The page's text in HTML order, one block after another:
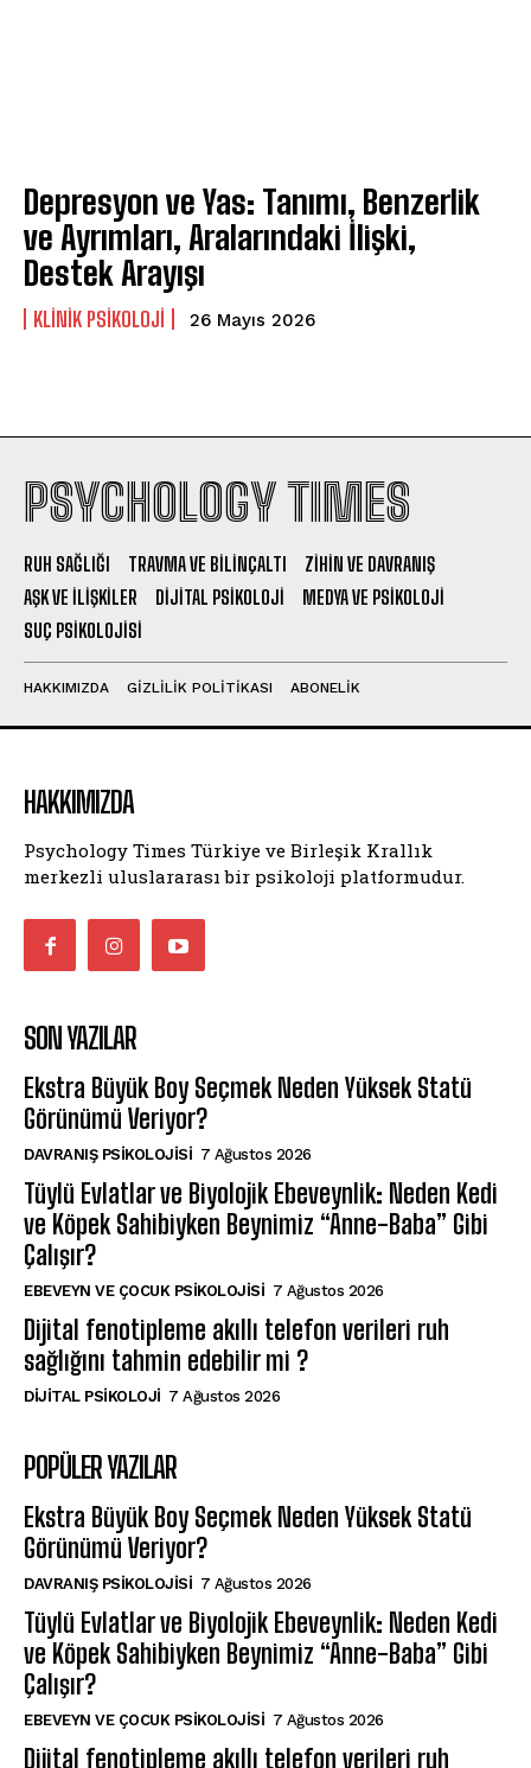
Depresyon ve Yas: Tanımı, Benzerlik
ve Ayrımları, Aralarındaki İlişki,
Destek Arayışı
KLINIK PSIKOLOJI 26 Mayıs 2026
PSYCHOLOGY TIMES
RUH SAĞLIĞI TRAVMA VE BILINÇALTI
ZIHIN VE DAVRANIŞ
AŞK VE İLIŞKILER
DIJITAL PSIKOLOJI
MEDYA VE PSIKOLOJI
SUÇ PSIKOLOJISI
HAKKIMIZDA GIZLILIK POLITIKASI ABONELIK
HAKKIMIZDA
Psychology Times Türkiye ve Birleşik Krallık
merkezli uluslararası bir psikoloji platformudur.
SON YAZILAR
Ekstra Büyük Boy Seçmek Neden Yüksek Statü
Görünümü Veriyor?
DAVRANIŞ PSIKOLOJISI 7 Ağustos 2026
Tüylü Evlatlar ve Biyolojik Ebeveynlik: Neden Kedi
ve Köpek Sahibiyken Beynimiz “Anne-Baba” Gibi
Çalışır?
EBEVEYN VE ÇOCUK PSIKOLOJISI 7 Ağustos 2026
Dijital fenotipleme akıllı telefon verileri ruh
sağlığını tahmin edebilir mi ?
DIJITAL PSIKOLOJI 7 Ağustos 2026
POPÜLER YAZILAR
Ekstra Büyük Boy Seçmek Neden Yüksek Statü
Görünümü Veriyor?
DAVRANIŞ PSIKOLOJISI 7 Ağustos 2026
Tüylü Evlatlar ve Biyolojik Ebeveynlik: Neden Kedi
ve Köpek Sahibiyken Beynimiz “Anne-Baba” Gibi
Çalışır?
EBEVEYN VE ÇOCUK PSIKOLOJISI 7 Ağustos 2026
Dijital fenotipleme akıllı telefon verileri ruh